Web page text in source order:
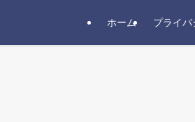
ホーム プライ